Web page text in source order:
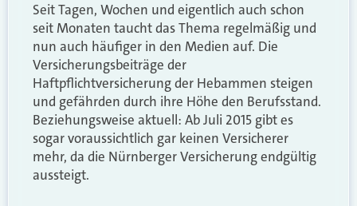
Seit Tagen, Wochen und eigentlich auch schon
seit Monaten taucht das Thema regelmäßig und
nun auch häufiger in den Medien auf. Die
Versicherungsbeiträge der
Haftpflichtversicherung der Hebammen steigen
und gefährden durch ihre Höhe den Berufsstand.
Beziehungsweise aktuell: Ab Juli 2015 gibt es
sogar voraussichtlich gar keinen Versicherer
mehr, da die Nürnberger Versicherung endgültig
aussteigt.